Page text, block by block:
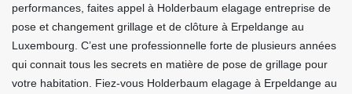
performances, faites appel à Holderbaum elagage entreprise de
pose et changement grillage et de clôture à Erpeldange au
Luxembourg. C’est une professionnelle forte de plusieurs années
qui connait tous les secrets en matière de pose de grillage pour
votre habitation. Fiez-vous Holderbaum elagage à Erpeldange au